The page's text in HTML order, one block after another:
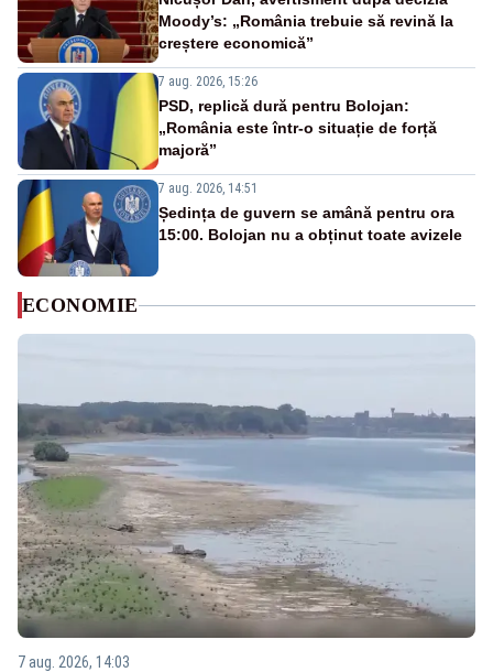
Moody’s: „România trebuie să revină la
creștere economică”
7 aug. 2026, 15:26
PSD, replică dură pentru Bolojan:
„România este într-o situație de forță
majoră”
7 aug. 2026, 14:51
Ședința de guvern se amână pentru ora
15:00. Bolojan nu a obținut toate avizele
ECONOMIE
7 aug. 2026, 14:03